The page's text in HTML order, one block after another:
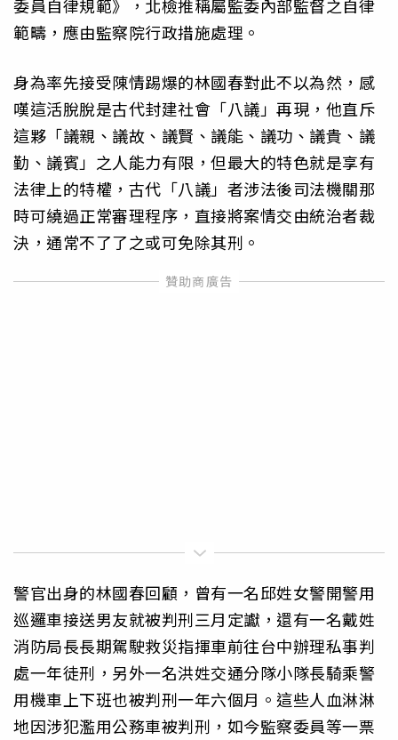
委員自律規範》，北檢推稱屬監委內部監督之自律
範疇，應由監察院行政措施處理。
身為率先接受陳情踢爆的林國春對此不以為然，感
嘆這活脫脫是古代封建社會「八議」再現，他直斥
這夥「議親、議故、議賢、議能、議功、議貴、議
勤、議賓」之人能力有限，但最大的特色就是享有
法律上的特權，古代「八議」者涉法後司法機關那
時可繞過正常審理程序，直接將案情交由統治者裁
決，通常不了了之或可免除其刑。
警官出身的林國春回顧，曾有一名邱姓女警開警用
巡邏車接送男友就被判刑三月定讞，還有一名戴姓
消防局長長期駕駛救災指揮車前往台中辦理私事判
處一年徒刑，另外一名洪姓交通分隊小隊長騎乘警
用機車上下班也被判刑一年六個月。這些人血淋淋
地因涉犯濫用公務車被判刑，如今監察委員等一票